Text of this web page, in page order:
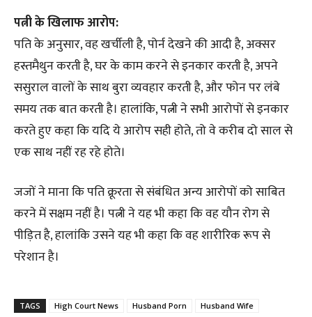
पत्नी के खिलाफ आरोप:
पति के अनुसार, वह खर्चीली है, पोर्न देखने की आदी है, अक्सर
हस्तमैथुन करती है, घर के काम करने से इनकार करती है, अपने
ससुराल वालों के साथ बुरा व्यवहार करती है, और फोन पर लंबे
समय तक बात करती है। हालांकि, पत्नी ने सभी आरोपों से इनकार
करते हुए कहा कि यदि ये आरोप सही होते, तो वे करीब दो साल से
एक साथ नहीं रह रहे होते।
जजों ने माना कि पति क्रूरता से संबंधित अन्य आरोपों को साबित
करने में सक्षम नहीं है। पत्नी ने यह भी कहा कि वह यौन रोग से
पीड़ित है, हालांकि उसने यह भी कहा कि वह शारीरिक रूप से
परेशान है।
TAGS High Court News Husband Porn
Husband Wife